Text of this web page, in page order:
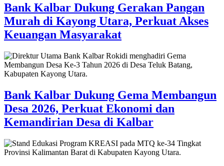
Bank Kalbar Dukung Gerakan Pangan
Murah di Kayong Utara, Perkuat Akses
Keuangan Masyarakat
Bank Kalbar Dukung Gema Membangun
Desa 2026, Perkuat Ekonomi dan
Kemandirian Desa di Kalbar